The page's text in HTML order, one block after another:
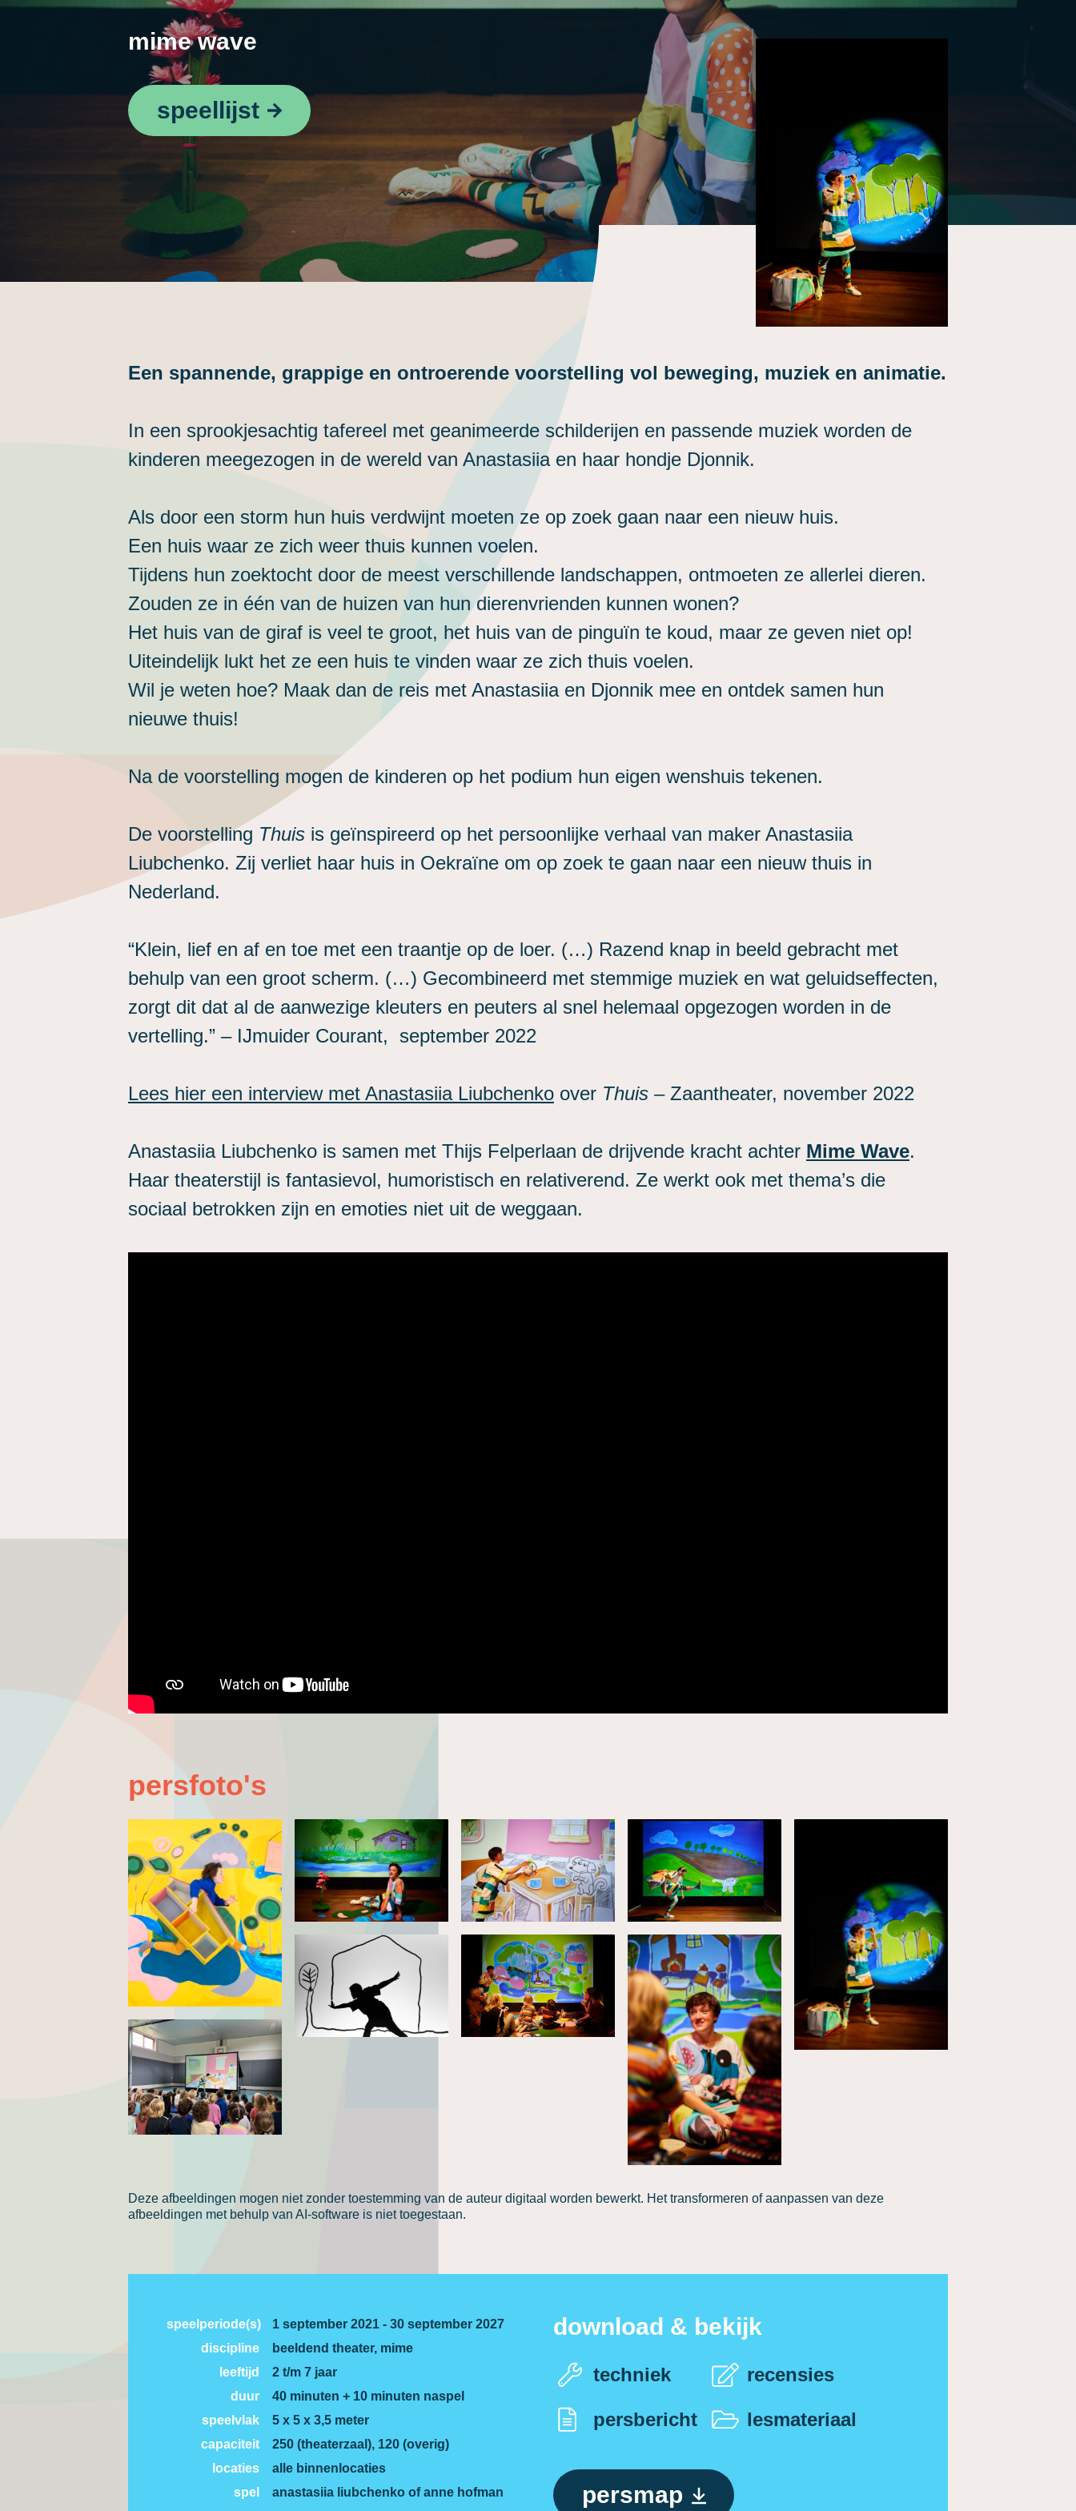
mime wave
speellijst
Een spannende, grappige en ontroerende voorstelling vol beweging, muziek en animatie.
In een sprookjesachtig tafereel met geanimeerde schilderijen en passende muziek worden de
kinderen meegezogen in de wereld van Anastasiia en haar hondje Djonnik.
Als door een storm hun huis verdwijnt moeten ze op zoek gaan naar een nieuw huis.
Een huis waar ze zich weer thuis kunnen voelen.
Tijdens hun zoektocht door de meest verschillende landschappen, ontmoeten ze allerlei dieren.
Zouden ze in één van de huizen van hun dierenvrienden kunnen wonen?
Het huis van de giraf is veel te groot, het huis van de pinguïn te koud, maar ze geven niet op!
Uiteindelijk lukt het ze een huis te vinden waar ze zich thuis voelen.
Wil je weten hoe? Maak dan de reis met Anastasiia en Djonnik mee en ontdek samen hun
nieuwe thuis!
Na de voorstelling mogen de kinderen op het podium hun eigen wenshuis tekenen.
De voorstelling Thuis is geïnspireerd op het persoonlijke verhaal van maker Anastasiia
Liubchenko. Zij verliet haar huis in Oekraïne om op zoek te gaan naar een nieuw thuis in
Nederland.
“Klein, lief en af en toe met een traantje op de loer. (…) Razend knap in beeld gebracht met
behulp van een groot scherm. (…) Gecombineerd met stemmige muziek en wat geluidseffecten,
zorgt dit dat al de aanwezige kleuters en peuters al snel helemaal opgezogen worden in de
vertelling.” – IJmuider Courant, september 2022
Lees hier een interview met Anastasiia Liubchenko over Thuis – Zaantheater, november 2022
Anastasiia Liubchenko is samen met Thijs Felperlaan de drijvende kracht achter Mime Wave.
Haar theaterstijl is fantasievol, humoristisch en relativerend. Ze werkt ook met thema’s die
sociaal betrokken zijn en emoties niet uit de weggaan.
persfoto's
Deze afbeeldingen mogen niet zonder toestemming van de auteur digitaal worden bewerkt. Het transformeren of aanpassen van deze
afbeeldingen met behulp van AI-software is niet toegestaan.
speelperiode(s)
1 september 2021 - 30 september 2027
discipline
beeldend theater, mime
leeftijd
2 t/m 7 jaar
duur
40 minuten + 10 minuten naspel
speelvlak
5 x 5 x 3,5 meter
capaciteit
250 (theaterzaal), 120 (overig)
locaties
alle binnenlocaties
spel
anastasiia liubchenko of anne hofman
download & bekijk
techniek recensies
persbericht lesmateriaal
persmap